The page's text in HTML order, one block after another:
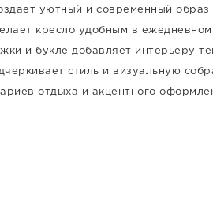
уютный и современный образ
кресло удобным в ежедневном
и букле добавляет интерьеру
стиль и визуальную
отдыха и акцентного